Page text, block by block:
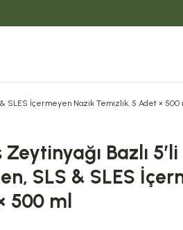
& SLES İçermeyen Nazik Temizlik, 5 Adet × 500
Bazlı
SLS & SLES
500 ml